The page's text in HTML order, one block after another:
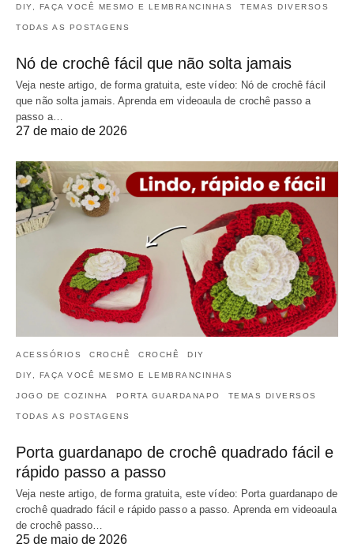
DIY, FAÇA VOCÊ MESMO E LEMBRANCINHAS TEMAS DIVERSOS
TODAS AS POSTAGENS
Nó de crochê fácil que não solta jamais
Veja neste artigo, de forma gratuita, este vídeo: Nó de crochê fácil
que não solta jamais. Aprenda em videoaula de crochê passo a
passo a…
27 de maio de 2026
ACESSÓRIOS CROCHÊ CROCHÊ DIY
DIY, FAÇA VOCÊ MESMO E LEMBRANCINHAS
JOGO DE COZINHA PORTA GUARDANAPO TEMAS DIVERSOS
TODAS AS POSTAGENS
Porta guardanapo de crochê quadrado fácil e
rápido passo a passo
Veja neste artigo, de forma gratuita, este vídeo: Porta guardanapo de
crochê quadrado fácil e rápido passo a passo. Aprenda em videoaula
de crochê passo…
25 de maio de 2026